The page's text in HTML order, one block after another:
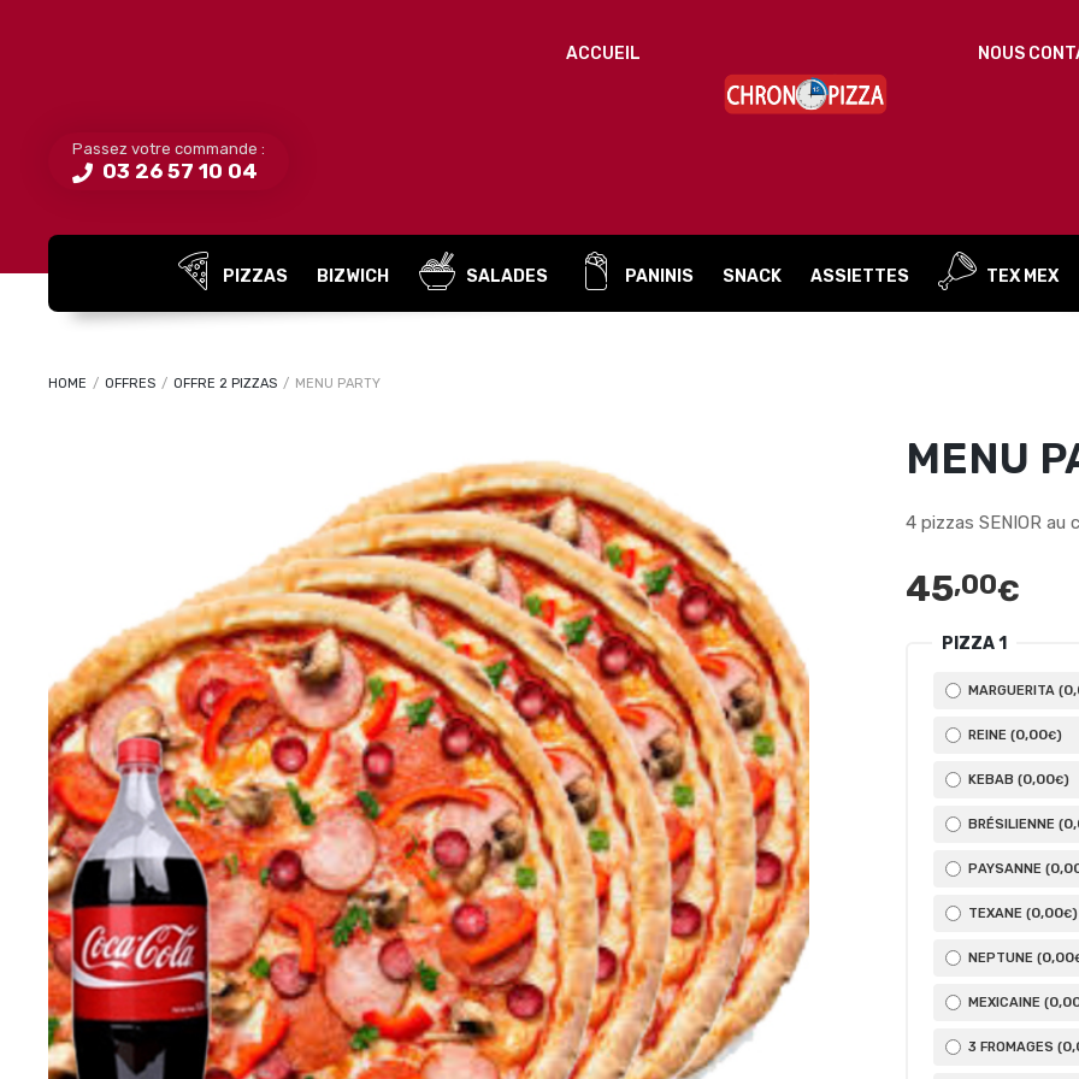
NOUS
ACCUEIL
Passez votre commande :
03 26 57 10 04
Mot de passe perdu ?
Un mot de passe sera envoyé vers votre adresse
S’ENREGISTRER
PIZZAS BIZWICH SALADES PANINIS SNACK ASSIETTES TEX MEX
HOME / OFFRES / OFFRE 2 PIZZAS / MENU PARTY
MENU
4 pizzas SENIOR au
45,00€
PIZZA 1
MARGUERITA (0
REINE (0,00€)
KEBAB (0,00€)
BRÉSILIENNE (0
PAYSANNE (0
TEXANE (0,00€)
NEPTUNE (0,00
MEXICAINE (0
3 FROMAGES (0